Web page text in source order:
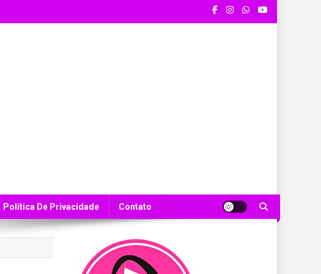
Política De Privacidade Contato